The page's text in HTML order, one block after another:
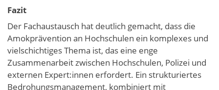
Fazit
Der Fachaustausch hat deutlich gemacht, dass die
Amokprävention an Hochschulen ein komplexes und
vielschichtiges Thema ist, das eine enge
Zusammenarbeit zwischen Hochschulen, Polizei und
externen Expert:innen erfordert. Ein strukturiertes
Bedrohungsmanagement, kombiniert mit